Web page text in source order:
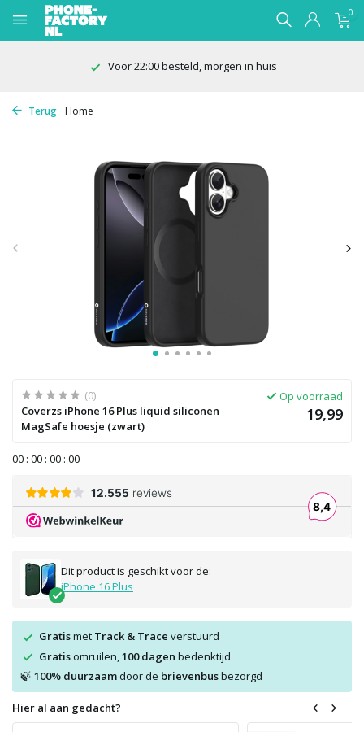
0
Voor 22:00 besteld, morgen in huis
Terug Home
(0)
Coverzs iPhone 16 Plus liquid siliconen
MagSafe hoesje (zwart)
Op voorraad
19,99
00 : 00 : 00 : 00
Dit product is geschikt voor de:
iPhone 16 Plus
Gratismet Track & Trace verstuurd
Gratisomruilen, 100 dagen bedenktijd
🍃 100% duurzaamdoor de brievenbusbezorgd
Hier al aan gedacht?